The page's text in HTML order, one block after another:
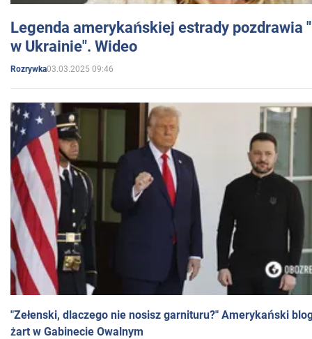
Legenda amerykańskiej estrady pozdrawia
w Ukrainie". Wideo
Rozrywka03.03.2025 09:46
"Zełenski, dlaczego nie nosisz garnituru?" Amerykański
żart w Gabinecie Owalnym